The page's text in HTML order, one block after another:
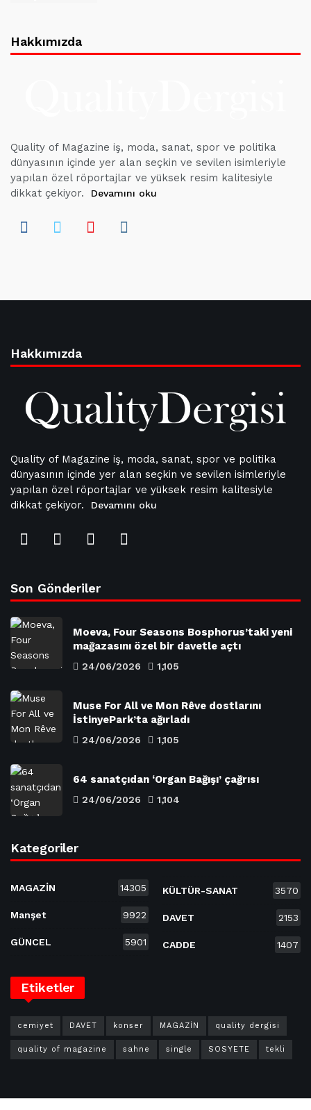
Hakkımızda
Quality of Magazine iş, moda, sanat, spor ve politika
dünyasının içinde yer alan seçkin ve sevilen isimleriyle
yapılan özel röportajlar ve yüksek resim kalitesiyle
dikkat çekiyor.
Devamını oku
Hakkımızda
Quality of Magazine iş, moda, sanat, spor ve politika
dünyasının içinde yer alan seçkin ve sevilen isimleriyle
yapılan özel röportajlar ve yüksek resim kalitesiyle
dikkat çekiyor.
Devamını oku
Son Gönderiler
Moeva, Four Seasons Bosphorus’taki yeni
mağazasını özel bir davetle açtı
24/06/2026 1,105
Muse For All ve Mon Rêve dostlarını
İstinyePark’ta ağırladı
24/06/2026 1,105
64 sanatçıdan ‘Organ Bağışı’ çağrısı
24/06/2026 1,104
Kategoriler
MAGAZİN 14305
Manşet 9922
GÜNCEL 5901
KÜLTÜR-SANAT 3570
DAVET 2153
CADDE 1407
Etiketler
cemiyet DAVET konser MAGAZİN quality dergisi
quality of magazine sahne single SOSYETE tekli